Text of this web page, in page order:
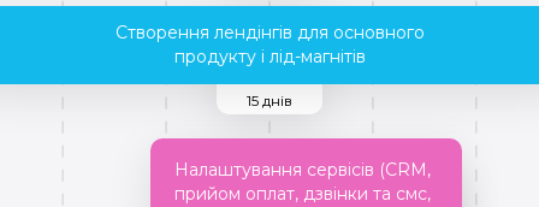
Створення лендінгів для основного
продукту і лід-магнітів
Налаштування сервісів (CRM,
прийом оплат, дзвінки та смс,
15 днів